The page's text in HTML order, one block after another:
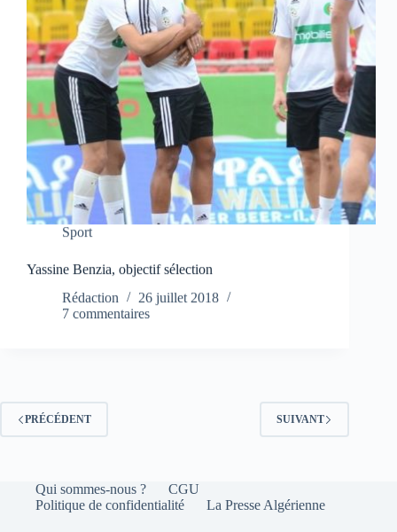
Sport
Yassine Benzia, objectif sélection
Rédaction
26 juillet 2018
7 commentaires
PRÉCÉDENT SUIVANT
Qui sommes-nous ?
CGU
Politique de confidentialité
La Presse Algérienne